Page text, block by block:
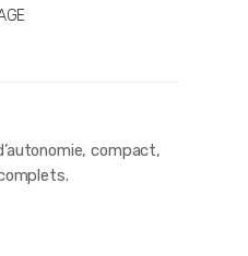
compact,